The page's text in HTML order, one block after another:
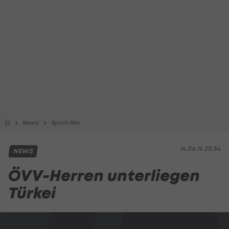
News Sport-Mix
14.06.14 20:54
NEWS
ÖVV-Herren unterliegen
Türkei